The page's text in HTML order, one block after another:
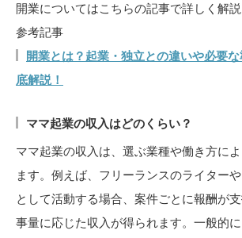
開業についてはこちらの記事で詳しく解説
参考記事
開業とは？起業・独立との違いや必要
底解説！
ママ起業の収入はどのくらい？
ママ起業の収入は、選ぶ業種や働き方に
ます。例えば、フリーランスのライター
として活動する場合、案件ごとに報酬が
事量に応じた収入が得られます。一般的